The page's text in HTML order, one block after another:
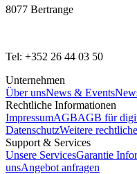
8077 Bertrange
Tel: +352 26 44 03 50
Unternehmen
Über unsNews & Events
Rechtliche Informationen
ImpressumAGBAGB für
DatenschutzWeitere
Support & Services
Unsere ServicesGarantie
unsAngebot anfragen